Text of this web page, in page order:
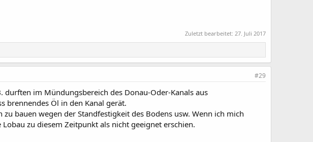
Zuletzt bearbeitet: 27. Juli 2017
#29
im Mündungsbereich des Donau-Oder-Kanals aus
brennendes Öl in den Kanal gerät.
bauen wegen der Standfestigkeit des Bodens usw. Wenn ich mich
zu diesem Zeitpunkt als nicht geeignet erschien.